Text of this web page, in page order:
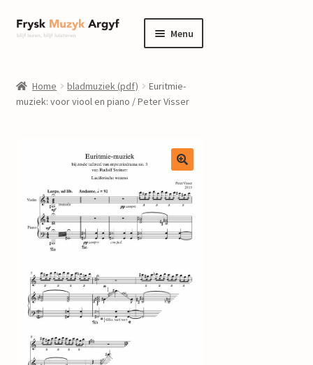
Ga
door
navigatie
Ga
naar
inhoud
Menu
informatie
Submenu
uitvouwen
nieuws
contact
Home bladmuziek (pdf)
Euritmie-
muziek: voor viool en piano / Peter Visser